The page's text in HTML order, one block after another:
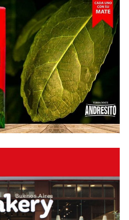
de nuestras redes sociales Te
la #radio con la mejor
#Folklore #tango
#RockInternacional,
y la mejor #Música
Te
h2oradioonline